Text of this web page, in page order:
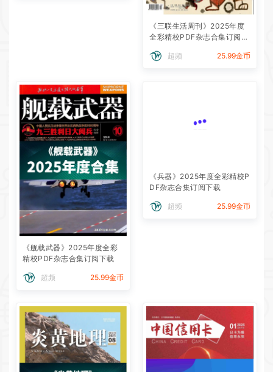
《三联生活周刊》2025年度
全彩精校PDF杂志合集订阅下
超频
25.99金币
《舰载武器》2025年度全彩
精校PDF杂志合集订阅下载
超频 25.99金币
《兵器》2025年度全彩精校P
DF杂志合集订阅下载
超频 25.99金币